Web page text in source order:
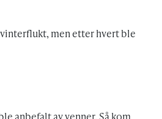
men etter hvert ble